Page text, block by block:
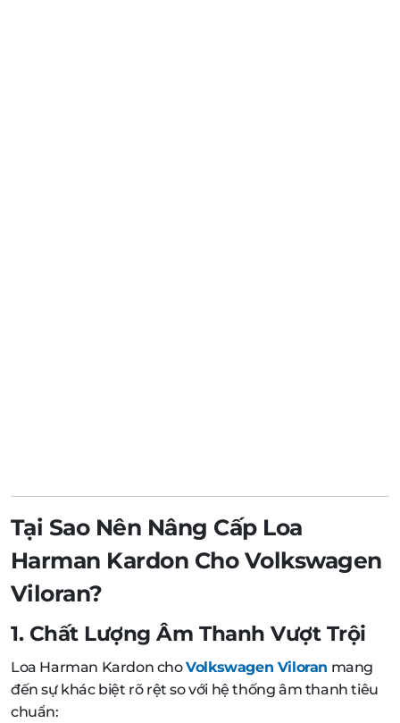
Tại Sao Nên Nâng Cấp Loa
Harman Kardon Cho Volkswagen
Viloran?
1. Chất Lượng Âm Thanh Vượt Trội
Loa Harman Kardon choVolkswagen Viloran mang
đến sự khác biệt rõ rệt so với hệ thống âm thanh tiêu
chuẩn: